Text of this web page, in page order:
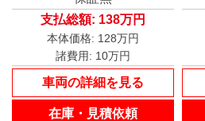
支払総額: 138万円
本体価格: 128万円
諸費用: 10万円
車両の詳細を見る
在庫・見積依頼